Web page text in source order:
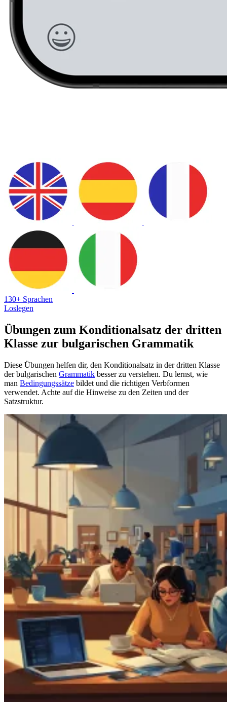
130+ Sprachen
Loslegen
Übungen zum Konditionalsatz der dritten
Klasse zur bulgarischen Grammatik
Diese Übungen helfen dir, den Konditionalsatz in der dritten Klasse
der bulgarischen Grammatik besser zu verstehen. Du lernst, wie
man Bedingungssätze bildet und die richtigen Verbformen
verwendet. Achte auf die Hinweise zu den Zeiten und der
Satzstruktur.